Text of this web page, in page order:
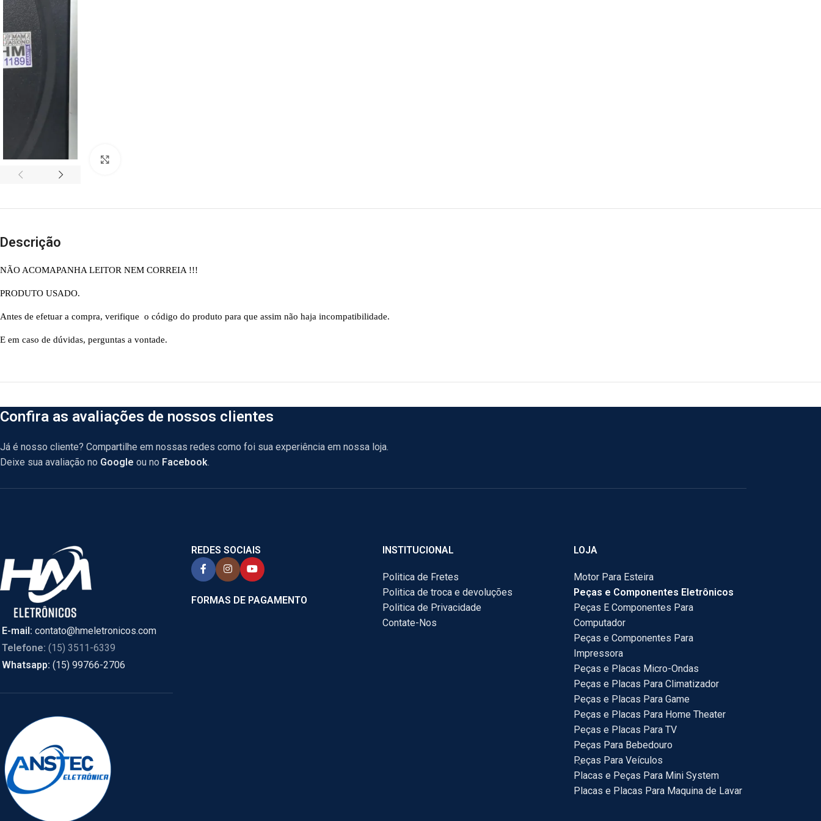
Descrição
NÃO ACOMAPANHA LEITOR NEM CORREIA !!!
PRODUTO USADO.
Antes de efetuar a compra, verifique o código do produto para que assim não haja incompatibilidade.
E em caso de dúvidas, perguntas a vontade.
Confira as avaliações de nossos clientes
Já é nosso cliente? Compartilhe em nossas redes como foi sua experiência em nossa loja.
Deixe sua avaliação no Google ou no Facebook.
E-mail: contato@hmeletronicos.com
Telefone: (15) 3511-6339
Whatsapp: (15) 99766-2706
REDES SOCIAIS
FORMAS DE PAGAMENTO
INSTITUCIONAL
Politica de Fretes
Politica de troca e devoluções
Politica de Privacidade
Contate-Nos
LOJA
Motor Para Esteira
Peças e Componentes Eletrônicos
Peças E Componentes Para
Computador
Peças e Componentes Para
Impressora
Peças e Placas Micro-Ondas
Peças e Placas Para Climatizador
Peças e Placas Para Game
Peças e Placas Para Home Theater
Peças e Placas Para TV
Peças Para Bebedouro
Peças Para Veículos
Placas e Peças Para Mini System
Placas e Placas Para Maquina de Lavar